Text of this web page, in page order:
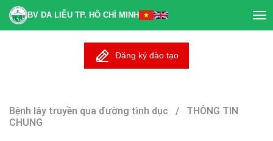
BV DA LIỄU TP. HỒ CHÍ MINH
Đăng ký đào tạo
Bệnh lây truyền qua đường tình dục / THÔNG TIN
CHUNG